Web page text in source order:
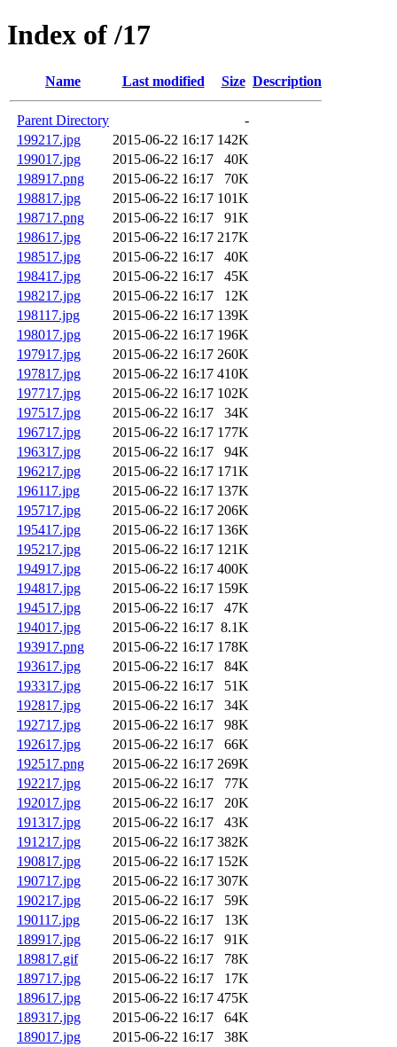
Index of /17
Name Last modified Size Description
Parent Directory
-
199217.jpg
2015-06-22 16:17 142K
199017.jpg
2015-06-22 16:17
40K
198917.png
2015-06-22 16:17
70K
198817.jpg
2015-06-22 16:17 101K
198717.png
2015-06-22 16:17
91K
198617.jpg
2015-06-22 16:17 217K
198517.jpg
2015-06-22 16:17
40K
198417.jpg
2015-06-22 16:17
45K
198217.jpg
2015-06-22 16:17
12K
198117.jpg
2015-06-22 16:17 139K
198017.jpg
2015-06-22 16:17 196K
197917.jpg
2015-06-22 16:17 260K
197817.jpg
2015-06-22 16:17 410K
197717.jpg
2015-06-22 16:17 102K
197517.jpg
2015-06-22 16:17
34K
196717.jpg
2015-06-22 16:17 177K
196317.jpg
2015-06-22 16:17
94K
196217.jpg
2015-06-22 16:17 171K
196117.jpg
2015-06-22 16:17 137K
195717.jpg
2015-06-22 16:17 206K
195417.jpg
2015-06-22 16:17 136K
195217.jpg
2015-06-22 16:17 121K
194917.jpg
2015-06-22 16:17 400K
194817.jpg
2015-06-22 16:17 159K
194517.jpg
2015-06-22 16:17
47K
194017.jpg
2015-06-22 16:17 8.1K
193917.png
2015-06-22 16:17 178K
193617.jpg
2015-06-22 16:17
84K
193317.jpg
2015-06-22 16:17
51K
192817.jpg
2015-06-22 16:17
34K
192717.jpg
2015-06-22 16:17
98K
192617.jpg
2015-06-22 16:17
66K
192517.png
2015-06-22 16:17 269K
192217.jpg
2015-06-22 16:17
77K
192017.jpg
2015-06-22 16:17
20K
191317.jpg
2015-06-22 16:17
43K
191217.jpg
2015-06-22 16:17 382K
190817.jpg
2015-06-22 16:17 152K
190717.jpg
2015-06-22 16:17 307K
190217.jpg
2015-06-22 16:17
59K
190117.jpg
2015-06-22 16:17
13K
189917.jpg
2015-06-22 16:17
91K
189817.gif
2015-06-22 16:17
78K
189717.jpg
2015-06-22 16:17
17K
189617.jpg
2015-06-22 16:17 475K
189317.jpg
2015-06-22 16:17
64K
189017.jpg
2015-06-22 16:17
38K